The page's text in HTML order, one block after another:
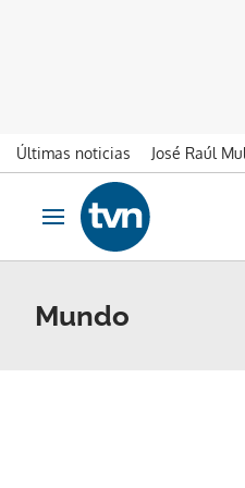
Últimas noticias José Raúl
Ir al contenido
Obrir navegació
Mundo